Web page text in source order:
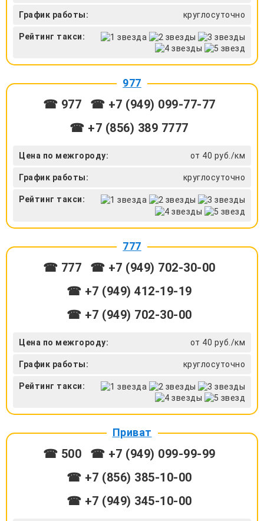
График работы: круглосуточно
Рейтинг такси:
977
☎ 977
☎ +7 (949) 099-77-77
☎ +7 (856) 389 7777
Цена по межгороду: от 40 руб./км
График работы: круглосуточно
Рейтинг такси:
777
☎ 777
☎ +7 (949) 702-30-00
☎ +7 (949) 412-19-19
☎ +7 (949) 702-30-00
Цена по межгороду: от 40 руб./км
График работы: круглосуточно
Рейтинг такси:
Приват
☎ 500
☎ +7 (949) 099-99-99
☎ +7 (856) 385-10-00
☎ +7 (949) 345-10-00